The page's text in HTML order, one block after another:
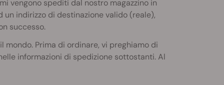
vengono spediti dal nostro magazzino in
indirizzo di destinazione valido (reale),
successo.
Prima di ordinare, vi preghiamo di
informazioni di spedizione sottostanti. Al